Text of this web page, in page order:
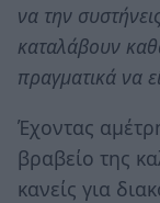
να την
καταλάβουν
πραγματικά να
Έχοντας
βραβείο της
κανείς για